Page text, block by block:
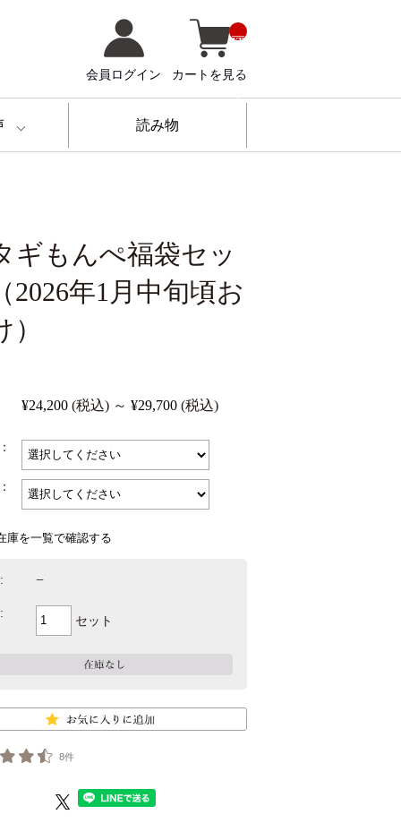
会員ログイン カートを見る
IT
C
T
読み物
ギもんぺ福袋セッ
2026年1月中旬頃お
）
¥24,200 (税込) ～ ¥29,700 (税込)
庫を一覧で確認する
−
セット
8件